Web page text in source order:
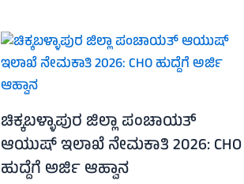
ಚಿಕ್ಕಬಳ್ಳಾಪುರ ಜಿಲ್ಲಾ ಪಂಚಾಯತ್
ಆಯುಷ್ ಇಲಾಖೆ ನೇಮಕಾತಿ 2026: CHO
ಹುದ್ದೆಗೆ ಅರ್ಜಿ ಆಹ್ವಾನ